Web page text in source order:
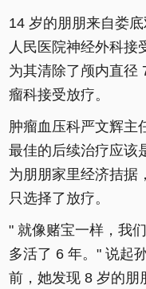
14 岁的朋朋来自娄
人民医院神经外科接
为其清除了颅内直径
瘤科接受放疗。
肿瘤血压科严文辉主
最佳的后续治疗应该
为朋朋家里经济拮据
只选择了放疗。
" 就像赌宝一样，我
多活了 6 年。" 说起
前，她发现 8 岁的朋